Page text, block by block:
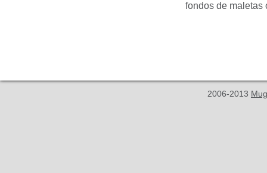
fondos de maletas
2006-2013